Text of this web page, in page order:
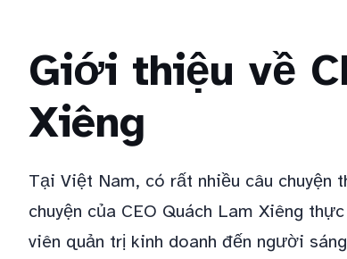
Giới thiệu về
Xiêng
Tại Việt Nam, có rất nhiều câu chuyện
chuyện của CEO Quách Lam Xiêng
viên quản trị kinh doanh đến người